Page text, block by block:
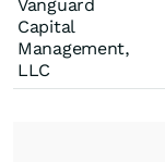
Vanguard
Capital
Management,
LLC